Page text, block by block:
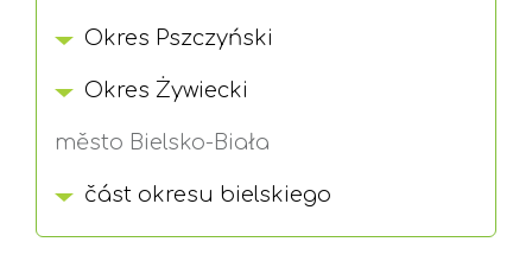
Okres Pszczyński
Okres Żywiecki
město Bielsko-Biała
část okresu bielskiego